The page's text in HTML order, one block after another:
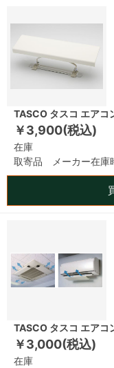
TASCO タスコ エア
￥3,900(税込)
在庫
取寄品 メーカー在庫
TASCO タスコ エア
￥3,000(税込)
在庫